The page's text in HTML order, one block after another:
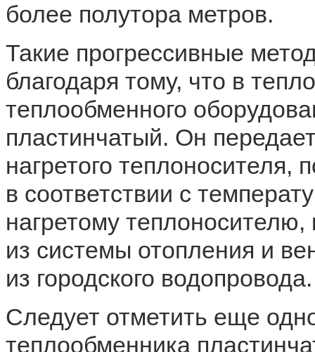
более полутора метров.
Такие прогрессивные
благодаря тому, что в
теплообменного
пластинчатый. Он
нагретого теплоносителя,
в соответствии с
нагретому
из системы отопления и
из городского водопровода.
Следует отметить еще
теплообменника